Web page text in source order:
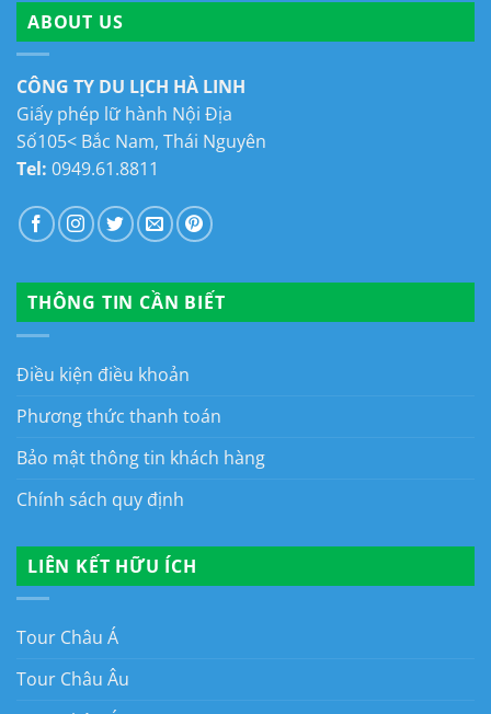
ABOUT US
CÔNG TY DU LỊCH HÀ LINH
Giấy phép lữ hành Nội Địa
Số105< Bắc Nam, Thái Nguyên
Tel: 0949.61.8811
THÔNG TIN CẦN BIẾT
Điều kiện điều khoản
Phương thức thanh toán
Bảo mật thông tin khách hàng
Chính sách quy định
LIÊN KẾT HỮU ÍCH
Tour Châu Á
Tour Châu Âu